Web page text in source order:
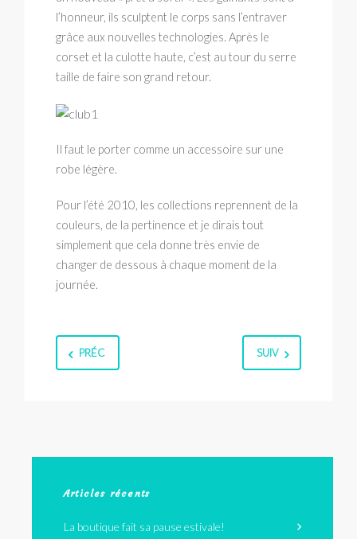
l’honneur, ils sculptent le corps sans l’entraver
grâce aux nouvelles technologies. Après le
corset et la culotte haute, c’est au tour du serre
taille de faire son grand retour.
Il faut le porter comme un accessoire sur une
robe légère.
Pour l’été 2010, les collections reprennent de la
couleurs, de la pertinence et je dirais tout
simplement que cela donne très envie de
changer de dessous à chaque moment de la
journée.
PRÉC SUIV
Articles récents
La boutique fait sa pause estivale!